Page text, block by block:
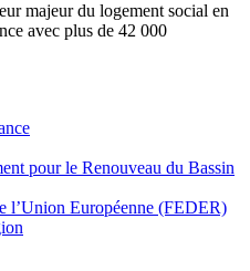
majeur du logement social en
avec plus de 42 000
pour le Renouveau du Bassin
l’Union Européenne (FEDER)